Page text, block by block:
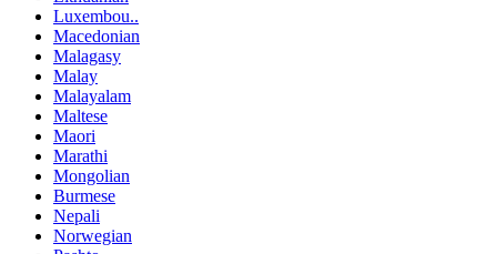
Luxembou..
Macedonian
Malagasy
Malay
Malayalam
Maltese
Maori
Marathi
Mongolian
Burmese
Nepali
Norwegian